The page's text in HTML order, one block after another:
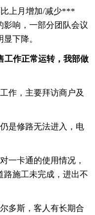
上月增加/减少***
影响，一部分团队会议
下降。
工作正常运转，我部做
作，主要拜访商户及
是修路无法进入，电
一卡通的使用情况，
路施工未完成，进出不
多斯，客人有长期合